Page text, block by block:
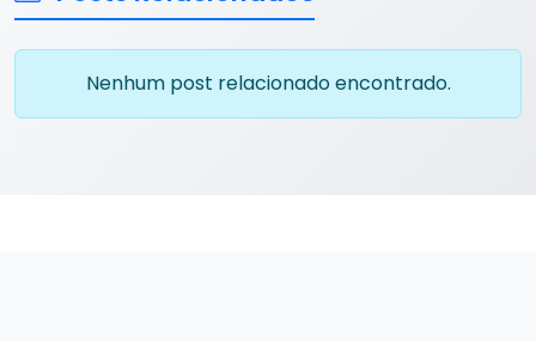
Nenhum post relacionado encontrado.